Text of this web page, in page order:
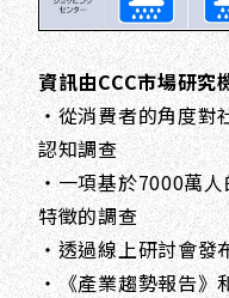
資訊由CCC市場研究
・從消費者的角度對
認知調查
・一項基於7000萬
特徵的調查
・透過線上研討會發
・《產業趨勢報告》